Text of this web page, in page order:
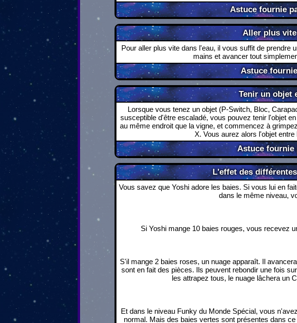
Astuce fournie
Aller plus
Astuce
Pour aller plus vite dans l'eau, il vous suffit de prendre
mains et avancer tout
Tenir un objet
Astuce
Lorsque vous tenez un objet (P-Switch, Bloc,
susceptible d'être escaladé, vous pouvez tenir l'objet
au même endroit que la vigne, et commencez à
X. Vous aurez alors l'objet
L'effet des
Vous savez que Yoshi adore les baies. Si vous lui en
dans le même niveau,
Si Yoshi mange 10 baies rouges, vous recevez
S'il mange 2 baies roses, un nuage apparaît. Il
sont en fait des pièces. Ils peuvent rebondir une fois
les attrapez tous, le nuage lâchera un
Et dans le niveau Funky du Monde Spécial, vous
normal. Mais des baies vertes sont présentes dans